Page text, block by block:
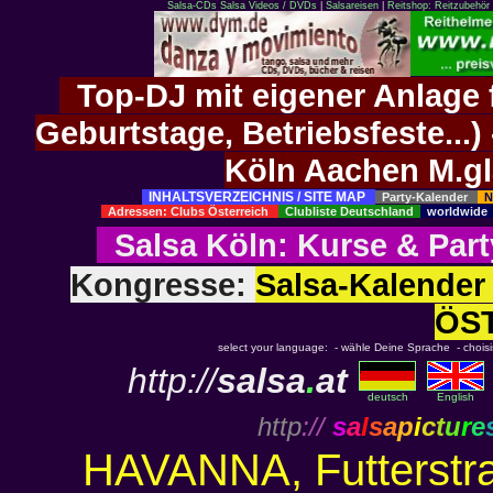
Salsa-CDs Salsa Videos / DVDs| Salsareisen| Reitshop:
Top-DJ mit eigener
Geburtstage,
Köln Aachen
INHALTSVERZEICHNIS / SITE MAP Party-Kalender
Adressen: Clubs Österreich
Clubliste Deutschland worldwide
Salsa Köln: Kurse &
Kongresse: Salsa-
select your language: - wähle Deine Sprache -
http://salsa.at deutsch English
http:// salsapicture
HAVANNA,